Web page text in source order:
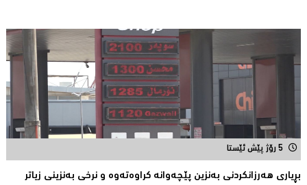
5 رۆژ پێش ئێستا
بڕیارى هەرزانکردنى بەنزین پێچەوانە کراوەتەوە و نرخى بەنزینى زیاتر